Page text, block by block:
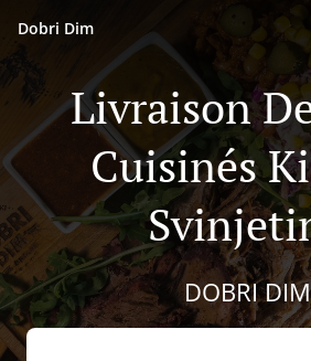
Dobri Dim
Livraison
Cuisinés
DOBRI DIM